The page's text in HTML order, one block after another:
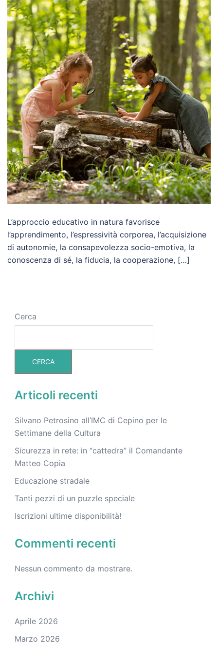
L’approccio educativo in natura favorisce
l’apprendimento, l’espressività corporea, l’acquisizione
di autonomie, la consapevolezza socio-emotiva, la
conoscenza di sé, la fiducia, la cooperazione, […]
Cerca
CERCA
Articoli recenti
Silvano Petrosino all’IMC di Cepino per le
Settimane della Cultura
Sicurezza in rete: in “cattedra” il Comandante
Matteo Copia
Educazione stradale
Tanti pezzi di un puzzle speciale
Iscrizioni ultime disponibilità!
Commenti recenti
Nessun commento da mostrare.
Archivi
Aprile 2026
Marzo 2026